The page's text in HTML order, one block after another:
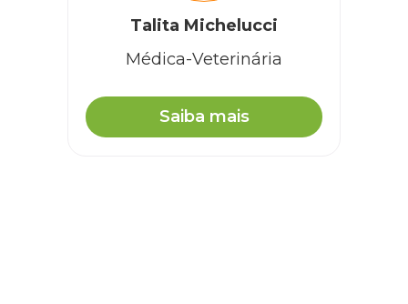
Talita Michelucci
Médica-Veterinária
Saiba mais